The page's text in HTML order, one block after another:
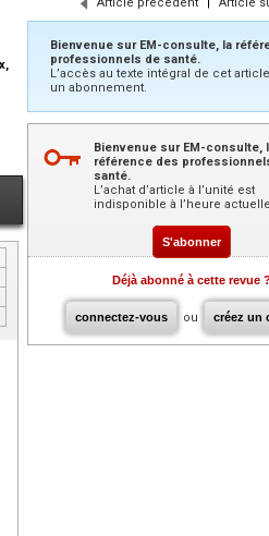
Bienvenue sur EM-consulte, la
professionnels de santé.
L’accès au texte intégral de cet
un abonnement.
Bienvenue sur EM-consulte,
référence des
santé.
L’achat d’article à l’unité est
indisponible à l’heure
S'abonner
Déjà abonné à cette revue ?
connectez-vous ou créez un